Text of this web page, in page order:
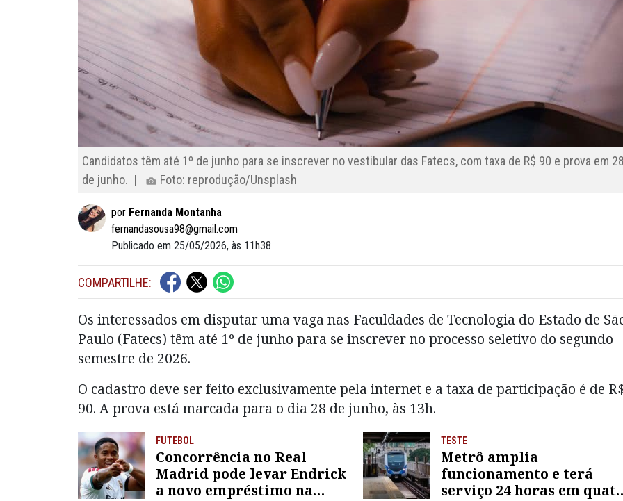
Candidatos têm até 1º de junho para se inscrever no vestibular das Fatecs, com taxa de R$ 90 e prova em
de junho. |
Foto: reprodução/Unsplash
por Fernanda Montanha
fernandasousa98@gmail.com
Publicado em 25/05/2026, às 11h38
COMPARTILHE:
Os interessados em disputar uma vaga nas Faculdades de Tecnologia do Estado de
Paulo (Fatecs) têm até 1º de junho para se inscrever no processo seletivo do segundo
semestre de 2026.
O cadastro deve ser feito exclusivamente pela internet e a taxa de participação é de
90. A prova está marcada para o dia 28 de junho, às 13h.
FUTEBOL
Concorrência no Real
Madrid pode levar Endrick
a novo empréstimo na
TESTE
Metrô amplia
funcionamento e terá
serviço 24 horas em